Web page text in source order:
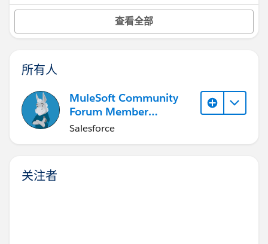
查看全部
所有人
MuleSoft Community
Forum Member
(Inactive)
Salesforce
关注者